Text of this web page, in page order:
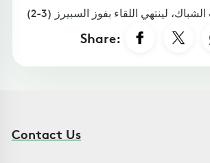
Share:
Contact Us